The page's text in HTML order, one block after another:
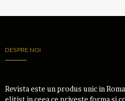
DESPRE NOI
Revista este un produs unic in